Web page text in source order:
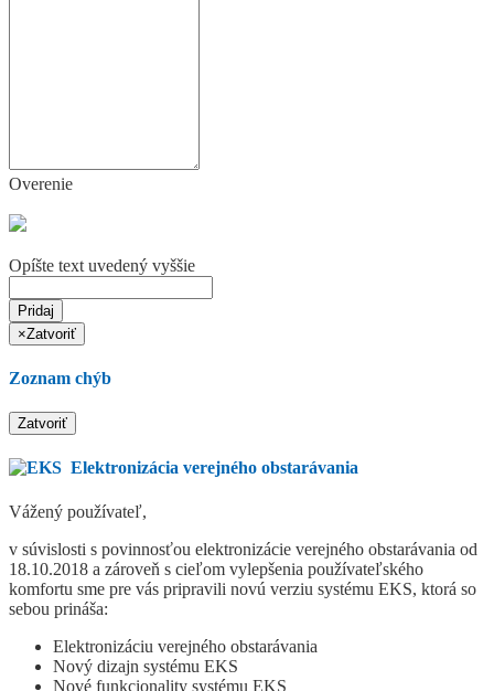
Overenie
Opíšte text uvedený vyššie
Pridaj
×Zatvoriť
Zoznam chýb
Zatvoriť
Elektronizácia verejného obstarávania
Vážený používateľ,
v súvislosti s povinnosťou elektronizácie verejného obstarávania od
18.10.2018 a zároveň s cieľom vylepšenia používateľského
komfortu sme pre vás pripravili novú verziu systému EKS, ktorá so
sebou prináša:
Elektronizáciu verejného obstarávania
Nový dizajn systému EKS
Nové funkcionality systému EKS